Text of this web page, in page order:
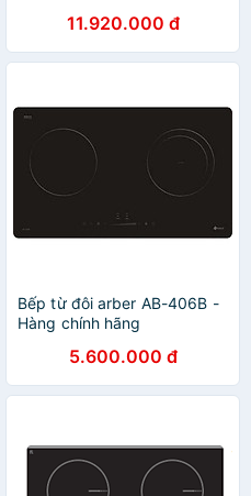
11.920.000 đ
Bếp từ đôi arber AB-406B -
Hàng chính hãng
5.600.000 đ